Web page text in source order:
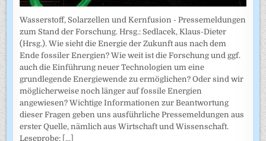
Wasserstoff, Solarzellen und Kernfusion - Pressemeldungen
zum Stand der Forschung. Hrsg.: Sedlacek, Klaus-Dieter
(Hrsg.). Wie sieht die Energie der Zukunft aus nach dem
Ende fossiler Energien? Wie weit ist die Forschung und ggf.
auch die Einführung neuer Technologien um eine
grundlegende Energiewende zu ermöglichen? Oder sind wir
möglicherweise noch länger auf fossile Energien
angewiesen? Wichtige Informationen zur Beantwortung
dieser Fragen geben uns ausführliche Pressemeldungen aus
erster Quelle, nämlich aus Wirtschaft und Wissenschaft.
Leseprobe: [...]